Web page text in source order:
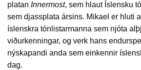
platan Innermost, sem hlaut Íslensku
sem djassplata ársins. Mikael er hluti
íslenskra tónlistarmanna sem njóta
viðurkenningar, og verk hans
nýskapandi anda sem einkennir
dag.